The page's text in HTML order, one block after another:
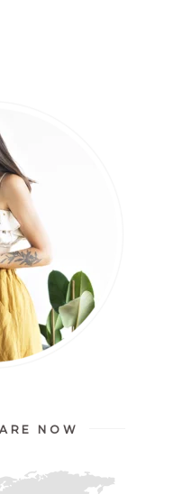
NOW